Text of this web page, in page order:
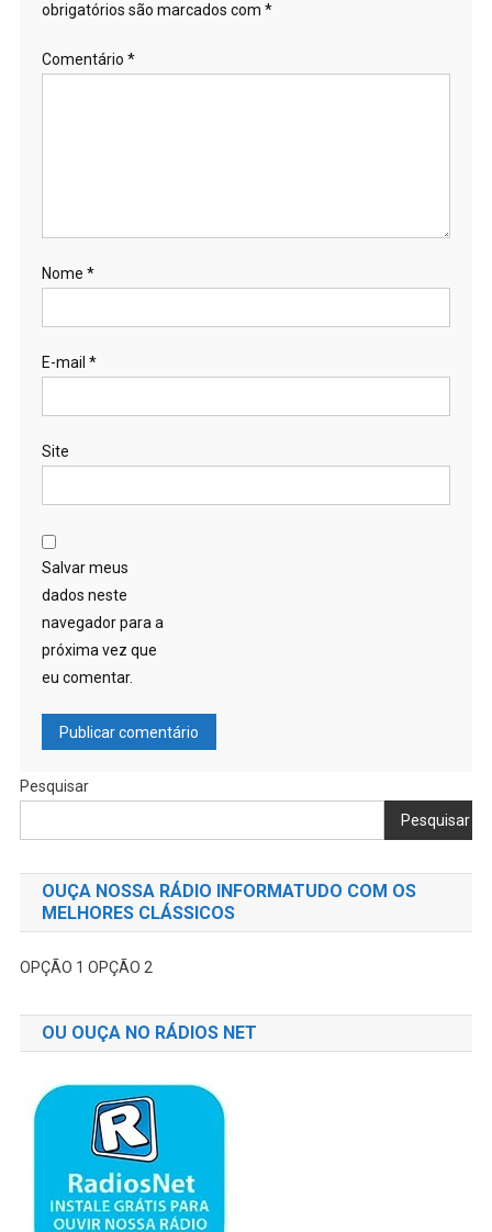
obrigatórios são marcados com *
Comentário *
Nome *
E-mail *
Site
Salvar meus
dados neste
navegador para a
próxima vez que
eu comentar.
Pesquisar
Pesquisar
OUÇA NOSSA RÁDIO INFORMATUDO COM OS
MELHORES CLÁSSICOS
OPÇÃO 1 OPÇÃO 2
OU OUÇA NO RÁDIOS NET